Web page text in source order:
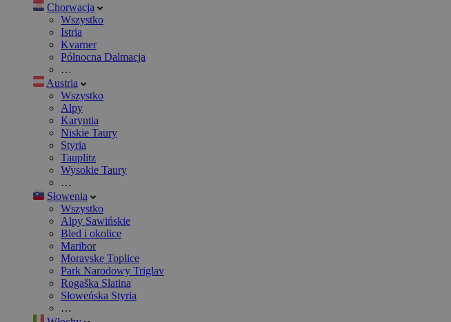
Chorwacja
Wszystko
Istria
Kvarner
Północna Dalmacja
…
Austria
Wszystko
Alpy
Karyntia
Niskie Taury
Styria
Tauplitz
Wysokie Taury
…
Słowenia
Wszystko
Alpy Sawińskie
Bled i okolice
Maribor
Moravske Toplice
Park Narodowy Triglav
Rogaška Slatina
Słoweńska Styria
…